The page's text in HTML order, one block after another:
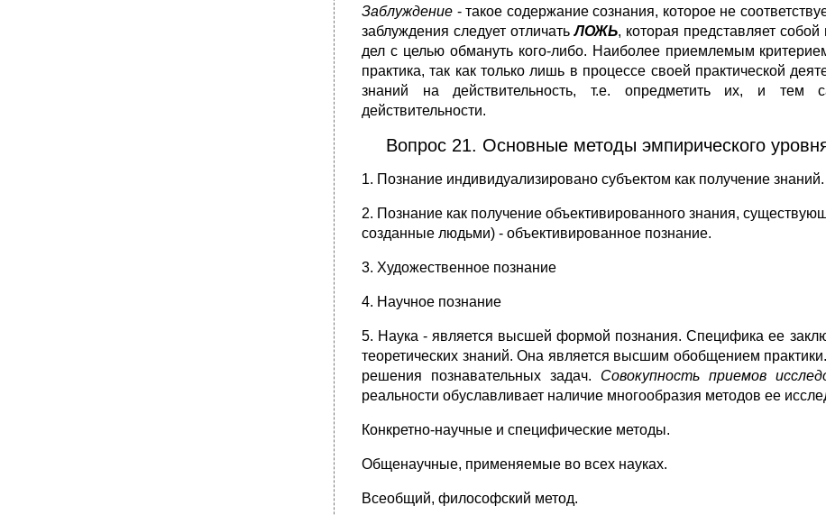
Заблуждение - такое содержание сознания, которое не
заблуждения следует отличатьЛОЖЬ, которая представляет
дел с целью обмануть кого-либо. Наиболее приемлемым
практика, так как только лишь в процессе своей практической
знаний на действительность, т.е. опредметить их, и тем
действительности.
Вопрос 21. Основные методы эмпирического
1. Познание индивидуализировано субъектом как получение знаний.
2. Познание как получение объективированного знания,
созданные людьми) - объективированное познание.
3. Художественное познание
4. Научное познание
5. Наука - является высшей формой познания. Специфика ее
теоретических знаний. Она является высшим обобщением
решения познавательных задач. Совокупность приемов
реальности обуславливает наличие многообразия методов ее
Конкретно-научные и специфические методы.
Общенаучные, применяемые во всех науках.
Всеобщий, философский метод.